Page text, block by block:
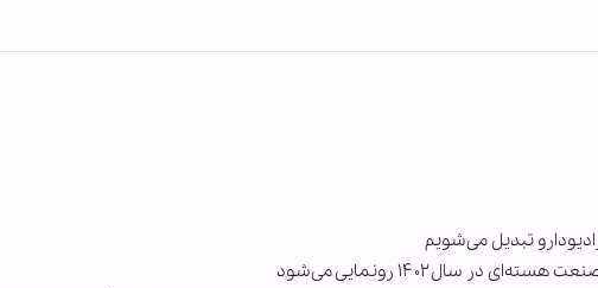
تبدیل می‌شویم
در سال۱۴۰۲ رونمایی می‌شود